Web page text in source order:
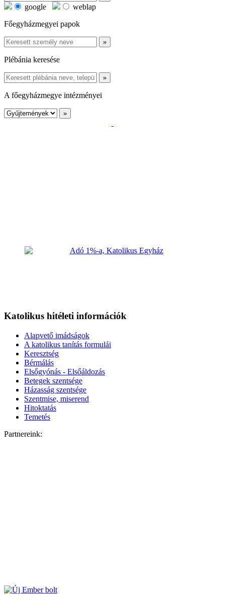
google
weblap
Főegyházmegyei papok
Plébánia keresése
A főegyházmegye intézményei
Katolikus hitéleti információk
Alapvető imádságok
A katolikus tanítás formulái
Keresztség
Bérmálás
Elsőgyónás - Elsőáldozás
Betegek szentsége
Házasság szentsége
Szentmise, miserend
Hitoktatás
Temetés
Partnereink: